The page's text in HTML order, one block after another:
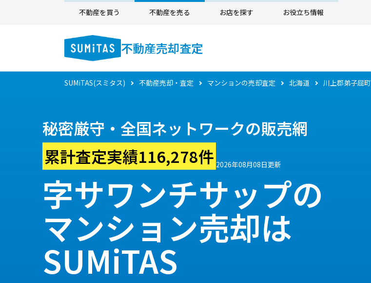
不動産を買う 不動産を売る お店を探す お役立ち情報
不動産売却査定
SUMiTAS(スミタス) 不動産売却・査定 マンションの売却査定 北海道 川上郡弟子屈町
秘密厳守・全国ネットワークの販売網
累計査定実績116,278件 2026年08月08日更新
字サワンチサップの
マンション売却は
SUMiTAS